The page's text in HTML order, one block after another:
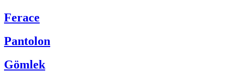
Ferace
Pantolon
Gömlek